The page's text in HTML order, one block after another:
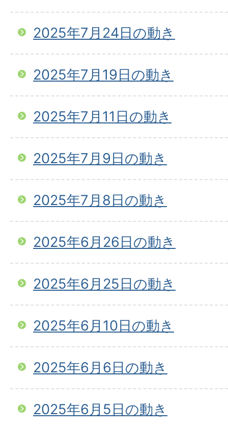
2025年7月24日の動き
2025年7月19日の動き
2025年7月11日の動き
2025年7月9日の動き
2025年7月8日の動き
2025年6月26日の動き
2025年6月25日の動き
2025年6月10日の動き
2025年6月6日の動き
2025年6月5日の動き